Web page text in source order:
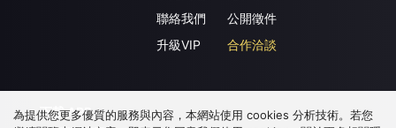
聯絡我們
升級VIP
公開徵件
合作洽談
下載 APP
為提供您更多優質的服務與內容，本網站使用 cookies 分析技術。若您